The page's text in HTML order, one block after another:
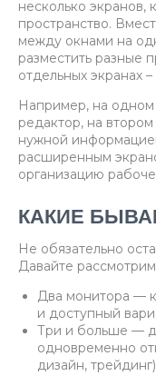
несколько экранов,
пространство.
между окнами на
разместить разные
отдельных экранах
Например, на одном
редактор, на
нужной
расширенным
организацию
КАКИЕ
Не обязательно
Давайте
Два монитора —
и доступный
Три и больше —
одновременно
дизайн,